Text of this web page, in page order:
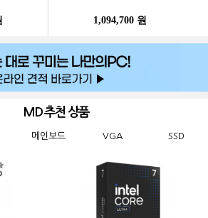
1,094,700 원
MD 추천 상품
메인보드 VGA SSD